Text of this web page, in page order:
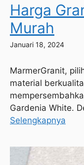
Harga
Murah
Januari 18, 2024
MarmerGranit,
material
Gardenia White.
Selengkapnya